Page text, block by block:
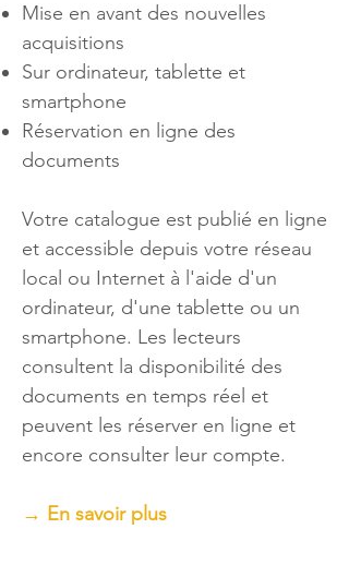
Mise en avant des nouvelles
acquisitions
Sur ordinateur, tablette et
smartphone
Réservation en ligne des
documents
Votre catalogue est publié en ligne
et accessible depuis votre réseau
local ou Internet à l'aide d'un
ordinateur, d'une tablette ou un
smartphone. Les lecteurs
consultent la disponibilité des
documents en temps réel et
peuvent les réserver en ligne et
encore consulter leur compte.
→ En savoir plus